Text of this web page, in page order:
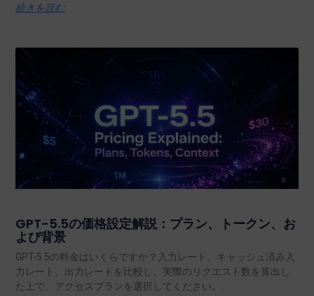
続きを読む
GPT-5.5の価格設定解説：プラン、トークン、お
よび背景
GPT-5.5の料金はいくらですか？入力レート、キャッシュ済み入
力レート、出力レートを比較し、実際のリクエスト数を算出し
た上で、アクセスプランを選択してください。.